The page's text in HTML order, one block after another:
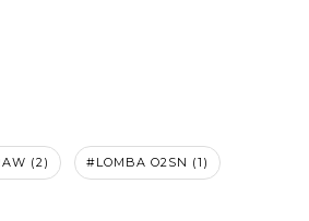
(2) #LOMBA O2SN (1)